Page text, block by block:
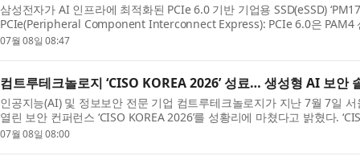
삼성전자가 AI 인프라에 최적화된 PCIe 6.0 기반 기업용 SSD(eSSD)
PCIe(Peripheral Component Interconnect Express): PCIe 6.0은 PAM4
5.0 대비 2배 향상된 데이터 전송 대역폭을 제공 최근 AI 학습과 ...
07월 08일 08:47
컴트루테크놀로지 ‘CISO KOREA 2026’ 성료… 생성형 AI 보안
인공지능(AI) 및 정보보안 전문 기업 컴트루테크놀로지가 지난 7월 7일
열린 보안 컨퍼런스 ‘CISO KOREA 2026’를 성황리에 마쳤다고 밝혔다.
날 연계 행사로, 국내 정보보호 최고책임자(CISO)와 ...
07월 08일 08:00